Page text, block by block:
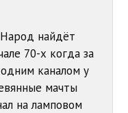
найдёт
70-х когда за
каналом у
мачты
на ламповом